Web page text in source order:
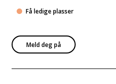
Meld deg på
Få ledige plasser